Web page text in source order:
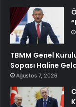
TBMM Genel
Sopası Haline
Ağustos 7, 2026